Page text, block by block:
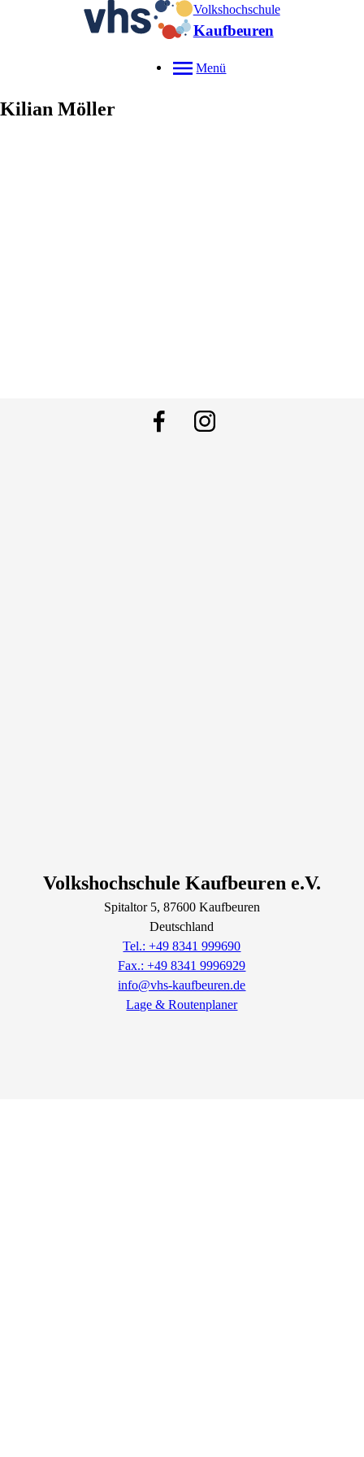
Volkshochschule
Kaufbeuren
Menü
Kilian Möller
Volkshochschule Kaufbeuren e.V.
Spitaltor5, 87600 Kaufbeuren
Deutschland
Tel.: +49 8341 999690
Fax.: +49 8341 9996929
info@vhs-kaufbeuren.de
Lage & Routenplaner